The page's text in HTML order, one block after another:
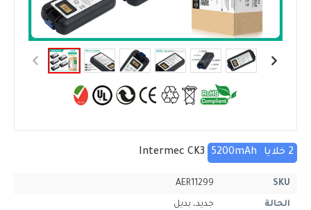
2 خلايا 5200mAh
SKU
AER11299
الحالة جديد، بديل